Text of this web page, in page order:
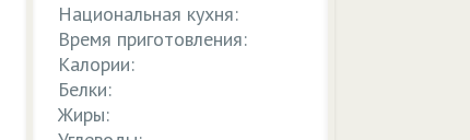
Национальная кухня:
Время приготовления:
Калории:
Белки:
Жиры: